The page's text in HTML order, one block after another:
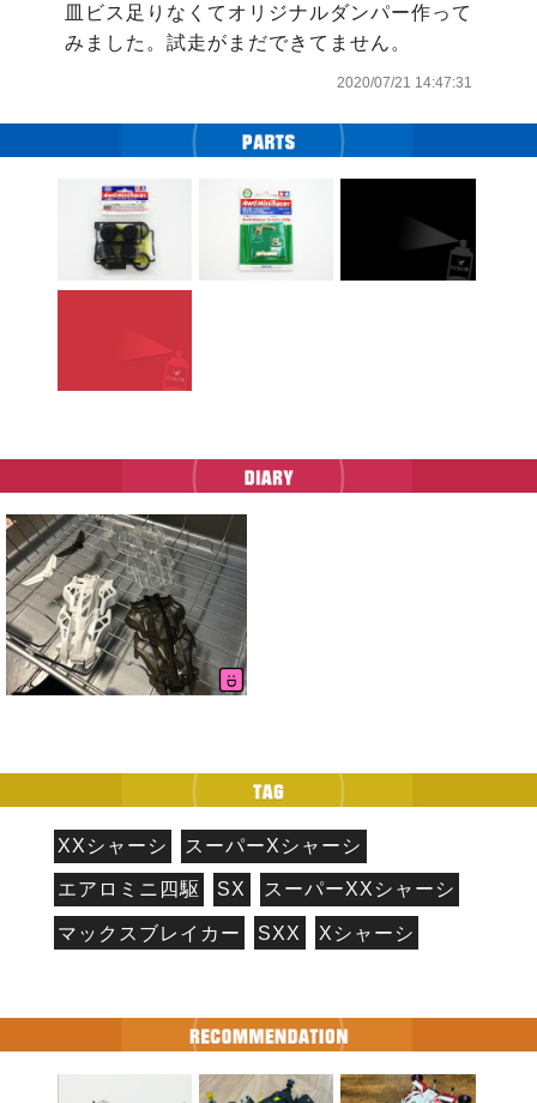
皿ビス足りなくてオリジナルダンパー作って
みました。試走がまだできてません。
2020/07/21 14:47:31
XXシャーシ スーパーXシャーシ
エアロミニ四駆 SX スーパーXXシャーシ
マックスブレイカー SXX Xシャーシ